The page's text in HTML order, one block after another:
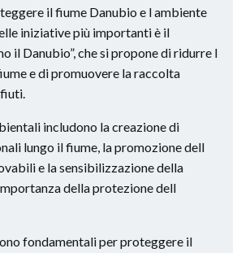
il fiume Danubio e l ambiente
iniziative più importanti è il
il Danubio”, che si propone di ridurre l
e di promuovere la raccolta
includono la creazione di
lungo il fiume, la promozione dell
e la sensibilizzazione della
della protezione dell
fondamentali per proteggere il